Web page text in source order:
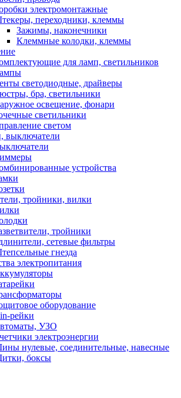
электромонтажные
переходники, клеммы
Зажимы, наконечники
Клеммные колодки, клеммы
для ламп, светильников
светодиодные, драйверы
бра, светильники
освещение, фонари
светильники
светом
выключатели
устройства
тройники, вилки
тройники
сетевые фильтры
гнезда
электропитания
оборудование
рейки
УЗО
электроэнергии
нулевые, соединительные, навесные
боксы